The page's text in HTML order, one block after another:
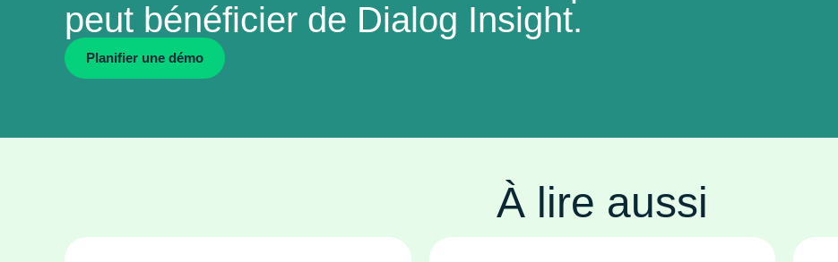
peut bénéficier de Dialog Insight.
Planiﬁer une démo
À lire aussi